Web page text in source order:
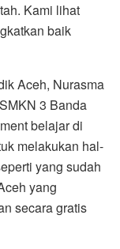
Kami lihat
baik
Aceh, Nurasma
3 Banda
belajar di
melakukan hal-
yang sudah
yang
secara gratis